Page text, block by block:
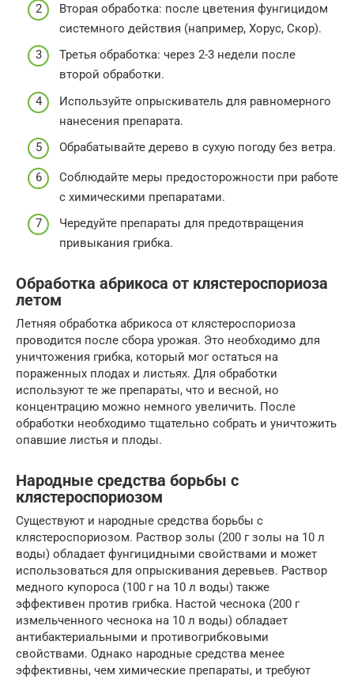
Вторая обработка: после цветения фунгицидом
системного действия (например, Хорус, Скор).
Третья обработка: через 2-3 недели после
второй обработки.
Используйте опрыскиватель для равномерного
нанесения препарата.
Обрабатывайте дерево в сухую погоду без ветра.
Соблюдайте меры предосторожности при работе
с химическими препаратами.
Чередуйте препараты для предотвращения
привыкания грибка.
Обработка абрикоса от клястероспориоза
летом
Летняя обработка абрикоса от клястероспориоза
проводится после сбора урожая. Это необходимо для
уничтожения грибка, который мог остаться на
пораженных плодах и листьях. Для обработки
используют те же препараты, что и весной, но
концентрацию можно немного увеличить. После
обработки необходимо тщательно собрать и уничтожить
опавшие листья и плоды.
Народные средства борьбы с
клястероспориозом
Существуют и народные средства борьбы с
клястероспориозом. Раствор золы (200 г золы на 10 л
воды) обладает фунгицидными свойствами и может
использоваться для опрыскивания деревьев. Раствор
медного купороса (100 г на 10 л воды) также
эффективен против грибка. Настой чеснока (200 г
измельченного чеснока на 10 л воды) обладает
антибактериальными и противогрибковыми
свойствами. Однако народные средства менее
эффективны, чем химические препараты, и требуют